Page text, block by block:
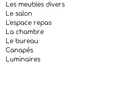
Les meubles divers
Le salon
L'espace repas
La chambre
Le bureau
Canapés
Luminaires